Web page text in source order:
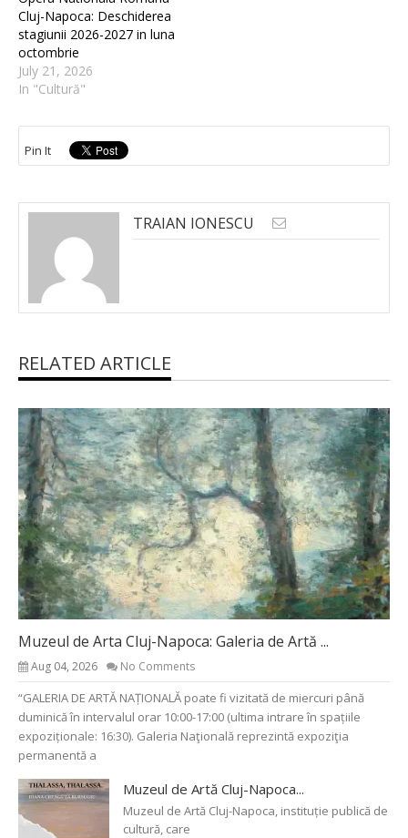
Cluj-Napoca: Deschiderea
stagiunii 2026-2027 in luna
octombrie
July 21, 2026
In "Cultură"
Pin It
TRAIAN IONESCU
RELATED ARTICLE
Muzeul de Arta Cluj-Napoca: Galeria de Artă ...
Aug 04, 2026 No Comments
“GALERIA DE ARTĂ NAȚIONALĂ poate fi vizitată de miercuri până
duminică în intervalul orar 10:00-17:00 (ultima intrare în spațiile
expoziționale: 16:30). Galeria Naţională reprezintă expoziţia
permanentă a
Muzeul de Artă Cluj-Napoca...
Muzeul de Artă Cluj-Napoca, instituție publică de
cultură, care